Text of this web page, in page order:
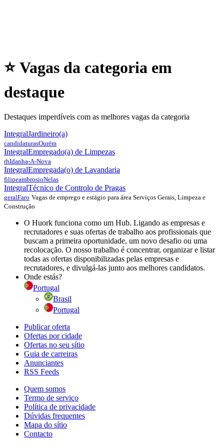
⭐ Vagas da categoria em
destaque
Destaques imperdíveis com as melhores vagas da categoria
IntegralJardineiro(a)
candidaturasOurém
IntegralEmpregado(a) de Limpezas
rhIdanha-A-Nova
IntegralEmpregada(o) de Lavandaria
filipeambrosioNelas
IntegralTécnico de Controlo de Pragas
geralFaro Vagas de emprego e estágio para área Serviços Gerais, Limpeza e
Construção
O Huork funciona como um Hub. Ligando as empresas e
recrutadores e suas ofertas de trabalho aos profissionais que
buscam a primeira oportunidade, um novo desafio ou uma
recolocação. O nosso trabalho é concentrar, organizar e listar
todas as ofertas disponibilizadas pelas empresas e
recrutadores, e divulgá-las junto aos melhores candidatos.
Onde estás?
Portugal
Brasil
Portugal
Publicar oferta
Ofertas por cidade
Ofertas no seu sítio
Guia de carreiras
Anunciantes
RSS Feeds
Quem somos
Termo de serviço
Política de privacidade
Dúvidas frequentes
Mapa do sítio
Contacto